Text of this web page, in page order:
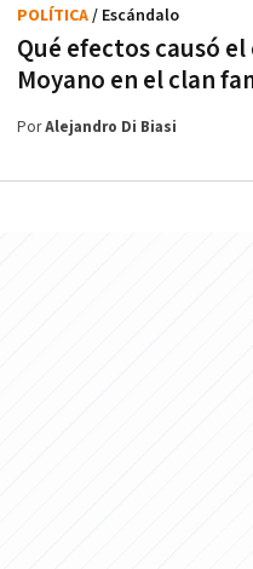
Qué efectos causó
Moyano en el clan
POLÍTICA/ Escándalo
PorAlejandro Di Biasi